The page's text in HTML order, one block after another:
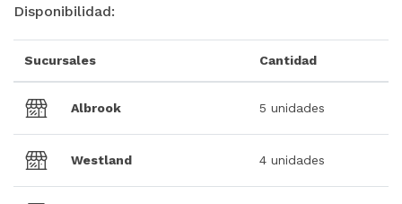
Disponibilidad:
Sucursales Cantidad
Albrook 5 unidades
Westland 4 unidades